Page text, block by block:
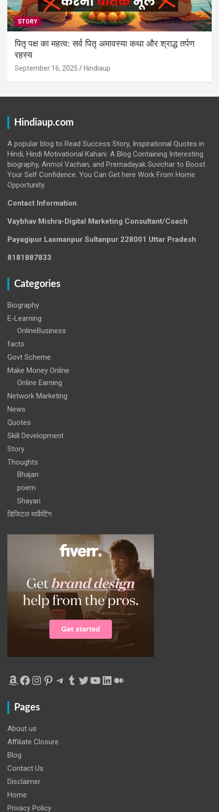
STORY
पितृ पक्ष का महत्व: सर्व पितृ अमावस्या कथा और श्राद्ध तर्पण
रहस्य
September 16, 2025 Hindiaup
Hindiaup.com
A popular blog to Read Success Story, Inspirational Quotes in
Hindi, Hindi Motivational Kahani. A Blog Containing Interesting
biography, Anmol Vachan, and Prernadayak Suvichar to Boost
Your Self Confidence. You Can Get here Work From Home
Opportunity.
Contact Information
Vaybhav Mishra-Digital Marketing Consultant/Coach
Payagipur Laxmanpur Sultanpur 228001 Uttar Pradesh
8181887833
Categories
Biography
E-Learning
OnlineBusiness
facts
Govt Scheme
Make Money Online
Online Earning
Network Marketing
News
Quotes
Skill Development
Story
Thoughts
Bhajan
poem
Shayari
डिजिटल मार्केटिंग
Amazon
Facebook
Instagram
Pinterest
Telegram
Tumblr
Twitter
YouTube
LinkedIn
Medium
Pages
About us
Affiliate Closure
Blog
Contact Us
Disclaimer
Home
Privacy Policy